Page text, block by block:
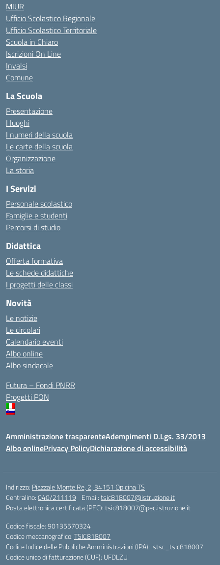
MIUR
Ufficio Scolastico Regionale
Ufficio Scolastico Territoriale
Scuola in Chiaro
Iscrizioni On Line
Invalsi
Comune
La Scuola
Presentazione
I luoghi
I numeri della scuola
Le carte della scuola
Organizzazione
La storia
I Servizi
Personale scolastico
Famiglie e studenti
Percorsi di studio
Didattica
Offerta formativa
Le schede didattiche
I progetti delle classi
Novità
Le notizie
Le circolari
Calendario eventi
Albo online
Albo sindacale
Futura – Fondi PNRR
Progetti PON
Amministrazione trasparenteAdempimenti D.Lgs. 33/2013
Albo onlinePrivacy PolicyDichiarazione di accessibilità
Indirizzo: Piazzale Monte Re, 2, 34151 Opicina TS
Centralino:040/211119 Email:tsic818007@istruzione.it
Posta elettronica certificata (PEC):tsic818007@pec.istruzione.it
Codice fiscale: 90135570324
Codice meccanografico:TSIC818007
Codice Indice delle Pubbliche Amministrazioni (IPA): istsc_tsic818007
Codice unico di fatturazione (CUF): UFDLZU